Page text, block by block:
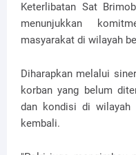
Keterlibatan Sat
menunjukkan
masyarakat di wilayah
Diharapkan melalui
korban yang belum
dan kondisi di wilayah
kembali.